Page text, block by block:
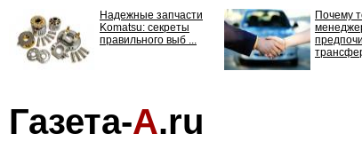
Надежные запчасти
Komatsu: секреты
правильного выб ...
Почему
ответственности: все,
что нужно знать ...
Газета-А.ru